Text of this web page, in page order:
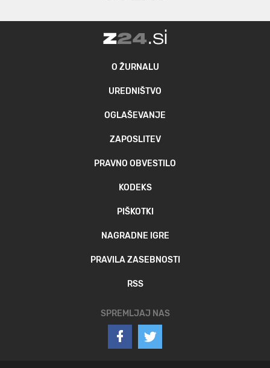
O ŽURNALU
UREDNIŠTVO
OGLAŠEVANJE
ZAPOSLITEV
PRAVNO OBVESTILO
KODEKS
PIŠKOTKI
NAGRADNE IGRE
PRAVILA ZASEBNOSTI
RSS
SPREMLJAJ NAS